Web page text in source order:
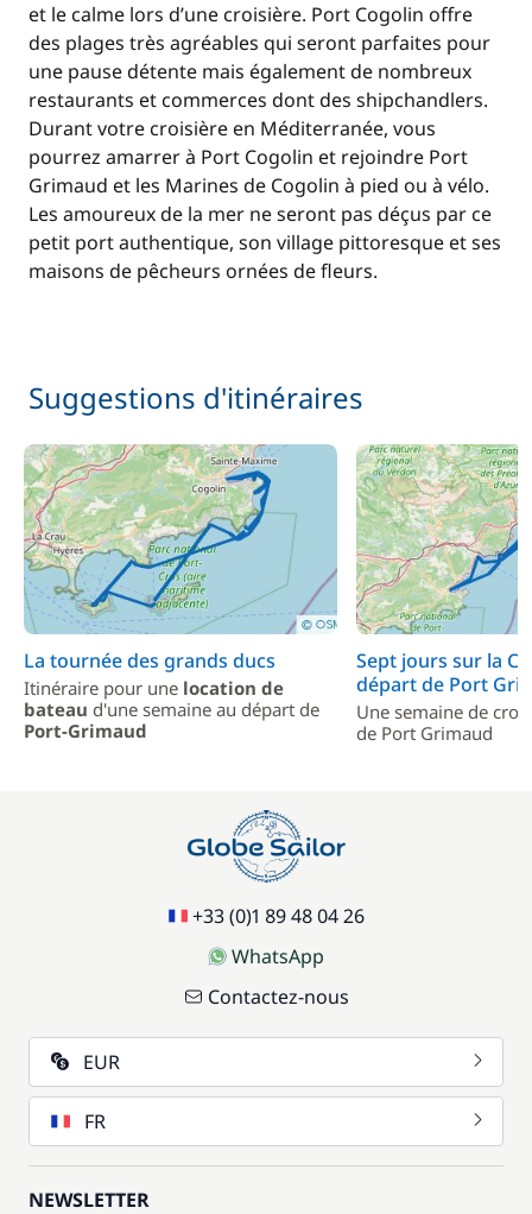
et le calme lors d’une croisière. Port Cogolin offre
des plages très agréables qui seront parfaites pour
une pause détente mais également de nombreux
restaurants et commerces dont des shipchandlers.
Durant votre croisière en Méditerranée, vous
pourrez amarrer à Port Cogolin et rejoindre Port
Grimaud et les Marines de Cogolin à pied ou à vélo.
Les amoureux de la mer ne seront pas déçus par ce
petit port authentique, son village pittoresque et ses
maisons de pêcheurs ornées de fleurs.
Suggestions d'itinéraires
La tournée des grands ducs
Itinéraire pour une location de
bateau d'une semaine au départ de
Port-Grimaud
Sept jours sur la
départ de Port
Une semaine de
de Port Grimaud
+33 (0)1 89 48 04 26
WhatsApp
Contactez-nous
EUR
FR
NEWSLETTER